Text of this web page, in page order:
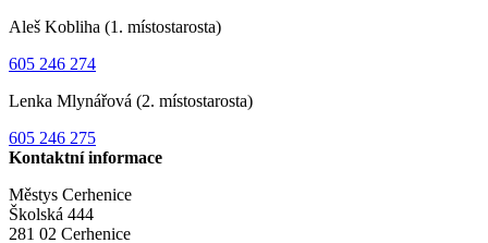
Aleš Kobliha (1. místostarosta)
605 246 274
Lenka Mlynářová (2. místostarosta)
605 246 275
Kontaktní informace
Městys Cerhenice
Školská 444
281 02 Cerhenice